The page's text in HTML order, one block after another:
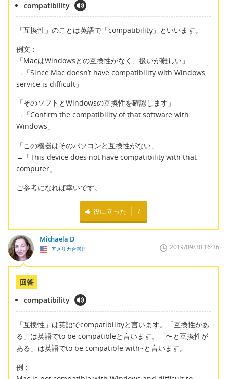
compatibility
「互換性」のことは英語で「compatibility」といいます。
例文：
「MacはWindowsとの互換性がなく、扱いが難しい」
→「Since Mac doesn’t have compatibility with Windows,
service is difficult」
「そのソフトとWindowsの互換性を確認します」
→「Confirm the compatibility of that software with
Windows」
「この機器はそのパソコンと互換性がない」
→「This device does not have compatibility with that
computer」
ご参考になれば幸いです。
役に立った 7
Michaela D
アメリカ合衆国 2019/09/30 16:36
回答
compatibility
「互換性」は英語でcompatibilityと言います。「互換性があ
る」は英語でto be compatibleと言います。「〜と互換性が
ある」は英語でto be compatible with~と言います。
例：